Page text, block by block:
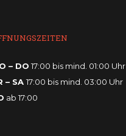
– DO 17:00 bis mind. 01:00 Uhr
– SA 17:00 bis mind. 03:00 Uhr
ab 17:00